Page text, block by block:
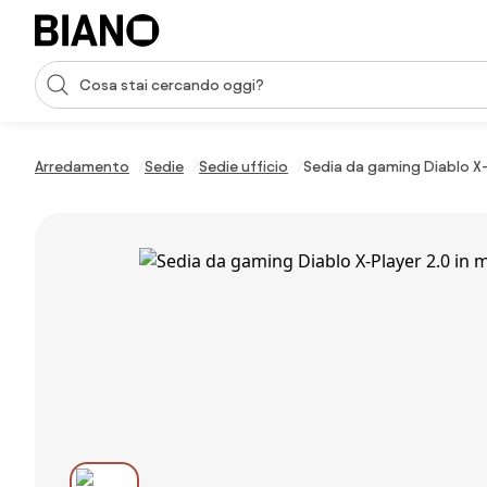
Salta la navigazione, vai al contenuto
Input della ricerca
Arredamento Sedie Sedie ufficio Sedia da gaming Diablo